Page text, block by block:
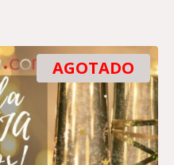
AGOTADO